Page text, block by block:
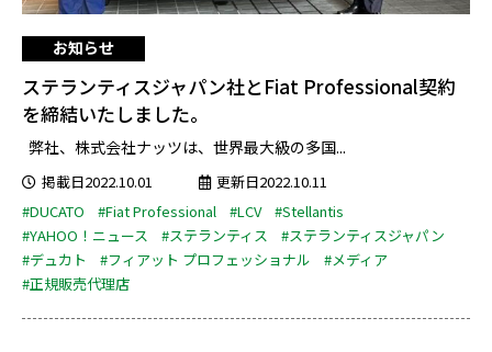
お知らせ
ステランティスジャパン社とFiat Professional契約
を締結いたしました。
弊社、株式会社ナッツは、世界最大級の多国...
掲載日2022.10.01
更新日2022.10.11
#DUCATO
#Fiat Professional #LCV
#Stellantis
#YAHOO！ニュース
#ステランティス
#ステランティスジャパン
#デュカト
#フィアット プロフェッショナル
#メディア
#正規販売代理店